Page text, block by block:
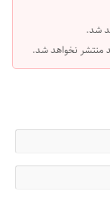
شد.
منتشر نخواهد شد.